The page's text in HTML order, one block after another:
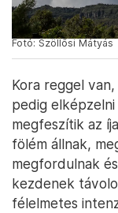
Fotó: Szöllősi Mátyás
Kora reggel
pedig
megfeszítik az
fölém állnak,
megfordulnak
kezdenek
félelmetes